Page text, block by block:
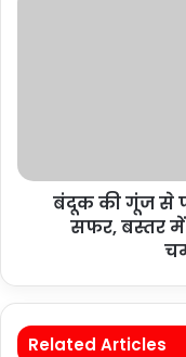
बंदूक की गूंज से
सफर, बस्तर
Related Articles